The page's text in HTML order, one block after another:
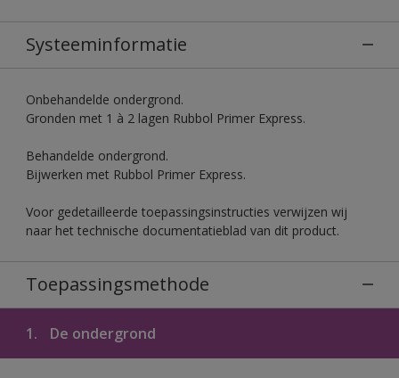
Systeeminformatie
Onbehandelde ondergrond.
Gronden met 1 à 2 lagen Rubbol Primer Express.
Behandelde ondergrond.
Bijwerken met Rubbol Primer Express.
Voor gedetailleerde toepassingsinstructies verwijzen wij
naar het technische documentatieblad van dit product.
Toepassingsmethode
1. De ondergrond